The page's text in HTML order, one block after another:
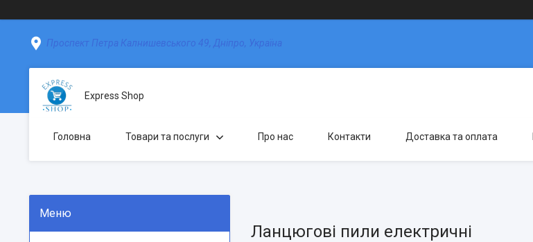
Проспект Петра Калнишевського 49, Дніпро, Україна
Express Shop
Головна Товари та послуги Про нас Контакти Доставка та оплата
Ланцюгові пили електричні